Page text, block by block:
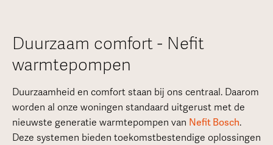
Duurzaam comfort - Nefit
warmtepompen
Duurzaamheid en comfort staan bij ons centraal. Daarom
worden al onze woningen standaard uitgerust met de
nieuwste generatie warmtepompen van Nefit Bosch.
Deze systemen bieden toekomstbestendige oplossingen